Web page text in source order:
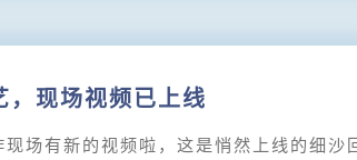
，现场视频已上线
有新的视频啦，这是悄然上线的细沙